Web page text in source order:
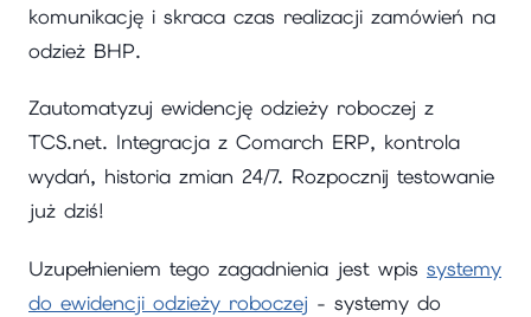
komunikację i skraca czas realizacji zamówień na
odzież BHP.
Zautomatyzuj ewidencję odzieży roboczej z
TCS.net. Integracja z Comarch ERP, kontrola
wydań, historia zmian 24/7. Rozpocznij testowanie
już dziś!
Uzupełnieniem tego zagadnienia jest wpis systemy
do ewidencji odzieży roboczej - systemy do